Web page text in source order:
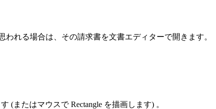
れる場合は、その請求書を文書エディターで開きます。
またはマウスで Rectangle を描画します) 。